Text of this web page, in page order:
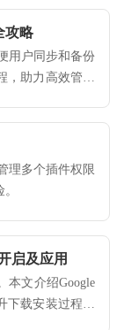
攻略
用户同步和备份
，助力高效管理
理多个插件权限
启及应用
本文介绍Google
下载安装过程的